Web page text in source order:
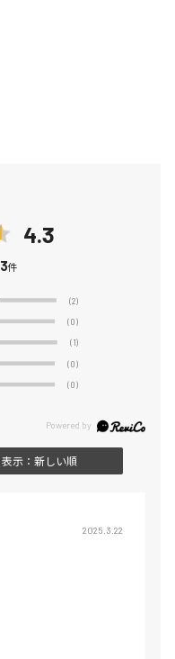
4.3
3件
(2)
(0)
(1)
(0)
(0)
表示：新しい順
2025.3.22